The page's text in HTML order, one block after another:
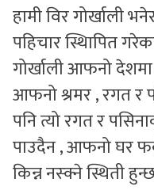
हामी विर गोर्खाली
पहिचार स्थिापित
गोर्खाली आफनो
आफनो श्रमर , रगत र
पनि त्यो रगत र
पाउदैन , आफनो घर
किन्न नस्क्ने स्थिती